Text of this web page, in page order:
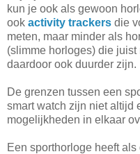
kun je ook als gewoon
ook activity trackers die
meten, maar minder als
(slimme horloges) die
daardoor ook duurder zijn.
De grenzen tussen een
smart watch zijn niet altijd
mogelijkheden in elkaar
Een sporthorloge heeft